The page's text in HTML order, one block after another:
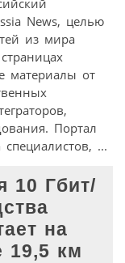
News, целью
из мира
материалы от
Портал
...
10 Гбит/
на
19,5 км